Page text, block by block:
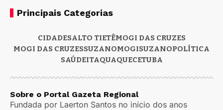
Principais Categorias
CIDADESALTO TIETÊMOGI DAS CRUZES
MOGI DAS CRUZESSUZANOMOGISUZANOPOLÍTICA
SAÚDEITAQUAQUECETUBA
Sobre o Portal Gazeta Regional
Fundada por Laerton Santos no início dos anos